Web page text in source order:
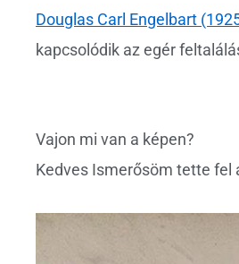
Douglas Carl Engelbart
kapcsolódik az egér
Vajon mi van a képen?
Kedves Ismerősöm tette fel